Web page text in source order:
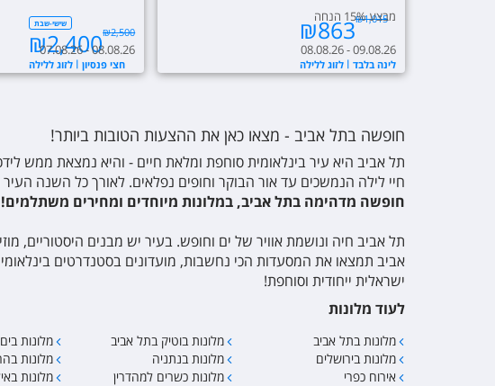
₪863₪1,015
לינה בלבד לזוג ללילה
מבצע 15% הנחה
08.08.26 - 09.08.26
שישי-שבת
₪2,400₪2,500
חצי פנסיון לזוג ללילה
07.08.26 - 08.08.26
חופשה בתל אביב - מצאו כאן את ההצעות הטובות ביותר!
תל אביב היא עיר בינלאומית סוחפת ומלאת חיים - והיא נמצאת ממש
חיי לילה הנמשכים עד אור הבוקר וחופים נפלאים. לאורך כל השנה
חופשה מדהימה בתל אביב, במלונות מיוחדים ומחירים משתלמים!
תל אביב חיה ונושמת אוויר של ים וחופש. בעיר יש מבנים היסטוריים,
אביב תמצאו את המסעדות הכי נחשבות, מועדונים בסטנדרטים
ישראלית ייחודית וסוחפת!
לעוד מלונות
מלונות בתל אביב מלונות בוטיק בתל אביב מלונות
מלונות בירושלים
מלונות בנתניה מלונות
אירוח כפרי
מלונות כשרים למהדרין מלונות